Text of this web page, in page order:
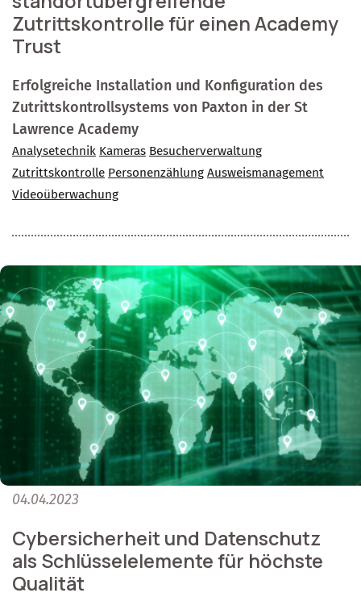
Zutrittskontrolle für einen Academy
Trust
Erfolgreiche Installation und Konfiguration des
Zutrittskontrollsystems von Paxton in der St
Lawrence Academy
Analysetechnik Kameras Besucherverwaltung
Zutrittskontrolle Personenzählung Ausweismanagement
Videoüberwachung
04.04.2023
Cybersicherheit und Datenschutz
als Schlüsselelemente für höchste
Qualität